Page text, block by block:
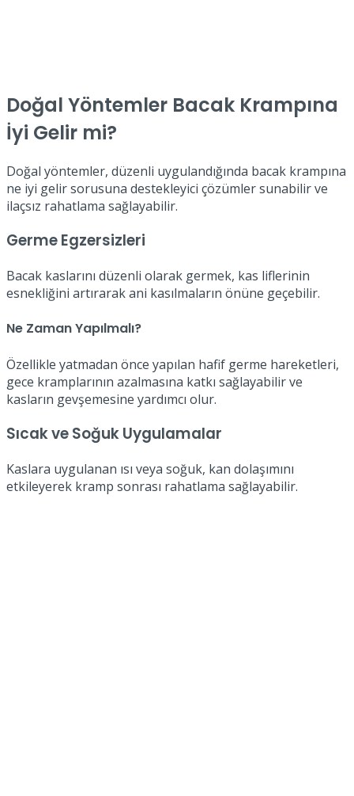
Doğal Yöntemler Bacak Krampına
İyi Gelir mi?
Doğal yöntemler, düzenli uygulandığında bacak krampına
ne iyi gelir sorusuna destekleyici çözümler sunabilir ve
ilaçsız rahatlama sağlayabilir.
Germe Egzersizleri
Bacak kaslarını düzenli olarak germek, kas liflerinin
esnekliğini artırarak ani kasılmaların önüne geçebilir.
Ne Zaman Yapılmalı?
Özellikle yatmadan önce yapılan hafif germe hareketleri,
gece kramplarının azalmasına katkı sağlayabilir ve
kasların gevşemesine yardımcı olur.
Sıcak ve Soğuk Uygulamalar
Kaslara uygulanan ısı veya soğuk, kan dolaşımını
etkileyerek kramp sonrası rahatlama sağlayabilir.